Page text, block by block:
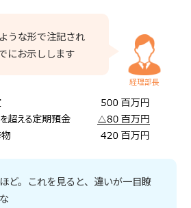
うな形で注記され
にお示しします
経理部長
ど。これを見ると、違いが一目瞭